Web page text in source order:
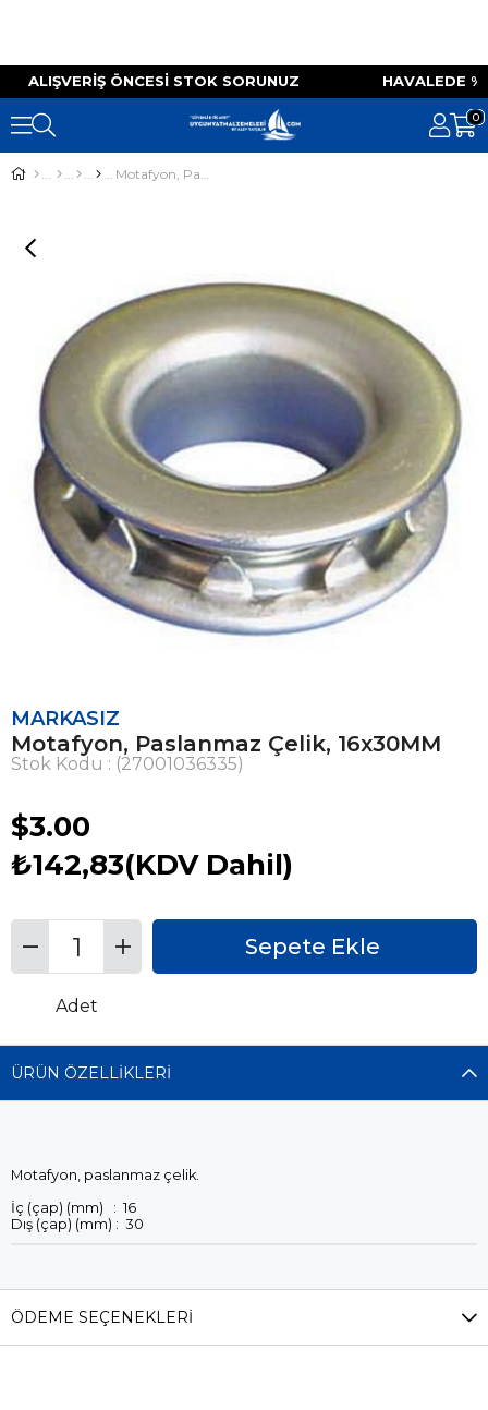
ALIŞVERIŞ ÖNCESI STOK SORUNUZ
0
Motafyon, Paslanmaz Çelik, 16x30MM
MARKASIZ
Motafyon, Paslanmaz Çelik, 16x30MM
Stok Kodu (27001036335)
$3.00
₺142,83(KDV Dahil)
Adet
ÜRÜN ÖZELLIKLERI
Motafyon, paslanmaz çelik.
İç (çap) (mm) : 16
Dış (çap) (mm) : 30
ÖDEME SEÇENEKLERI